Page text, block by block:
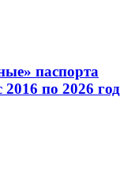
паспорта
по 2026 год